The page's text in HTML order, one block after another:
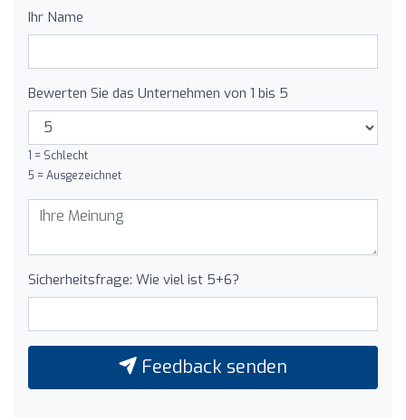
Ihr Name
Bewerten Sie das Unternehmen von 1 bis 5
1 = Schlecht
5 = Ausgezeichnet
Sicherheitsfrage: Wie viel ist 5+6?
Feedback senden